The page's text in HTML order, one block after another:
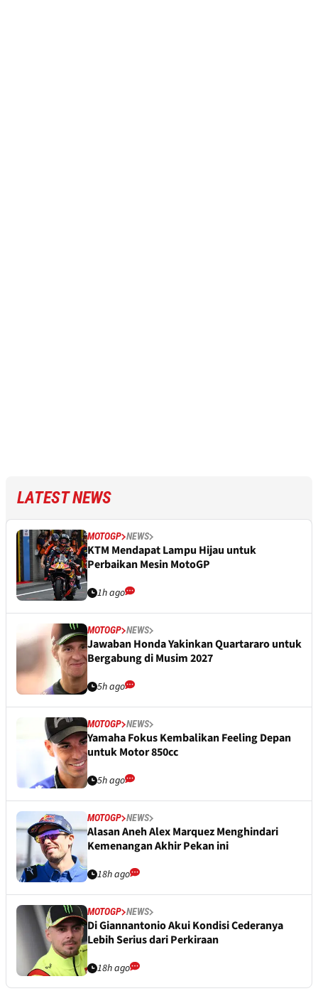
LATEST NEWS
MOTOGP NEWS
KTM Mendapat Lampu Hijau untuk
Perbaikan Mesin MotoGP
1h ago
MOTOGP NEWS
Jawaban Honda Yakinkan Quartararo untuk
Bergabung di Musim 2027
5h ago
MOTOGP NEWS
Yamaha Fokus Kembalikan Feeling Depan
untuk Motor 850cc
5h ago
MOTOGP NEWS
Alasan Aneh Alex Marquez Menghindari
Kemenangan Akhir Pekan ini
18h ago
MOTOGP NEWS
Di Giannantonio Akui Kondisi Cederanya
Lebih Serius dari Perkiraan
18h ago